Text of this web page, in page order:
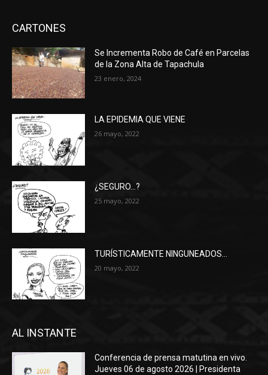
CARTONES
Se Incrementa Robo de Café en Parcelas
de la Zona Alta de Tapachula
23 enero, 2024
LA EPIDEMIA QUE VIENE
26 mayo, 2022
¿SEGURO…?
25 mayo, 2022
TURÍSTICAMENTE NINGUNEADOS…
20 mayo, 2022
AL INSTANTE
Conferencia de prensa matutina en vivo.
Jueves 06 de agosto 2026 | Presidenta